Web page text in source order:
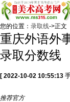
您的位置： 录取线->正文
重庆外语外
录取分数线
[ 2022-10-02 10:55:13
推荐官方